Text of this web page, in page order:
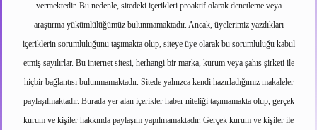
vermektedir. Bu nedenle, sitedeki içerikleri proaktif olarak denetleme veya
araştırma yükümlülüğümüz bulunmamaktadır. Ancak, üyelerimiz yazdıkları
içeriklerin sorumluluğunu taşımakta olup, siteye üye olarak bu sorumluluğu kabul
etmiş sayılırlar. Bu internet sitesi, herhangi bir marka, kurum veya şahıs şirketi ile
hiçbir bağlantısı bulunmamaktadır. Sitede yalnızca kendi hazırladığımız makaleler
paylaşılmaktadır. Burada yer alan içerikler haber niteliği taşımamakta olup, gerçek
kurum ve kişiler hakkında paylaşım yapılmamaktadır. Gerçek kurum ve kişiler ile